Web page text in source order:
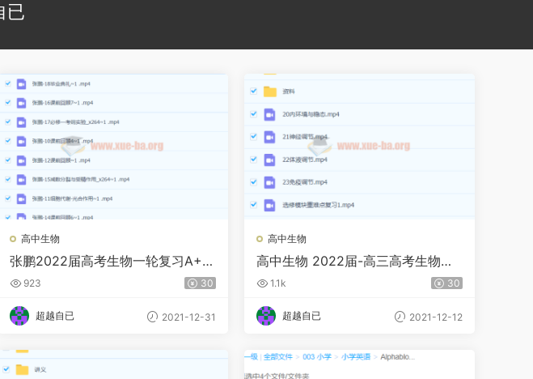
已
高中生物
张鹏2022届高考生物一轮复习A+
暑假班 秋季班40讲完结
923 30
超越自已 2021-12-31
高中生物
高中生物 2022届-高三高考生物
【张鹏】A+
1.1k 30
超越自已 2021-12-12